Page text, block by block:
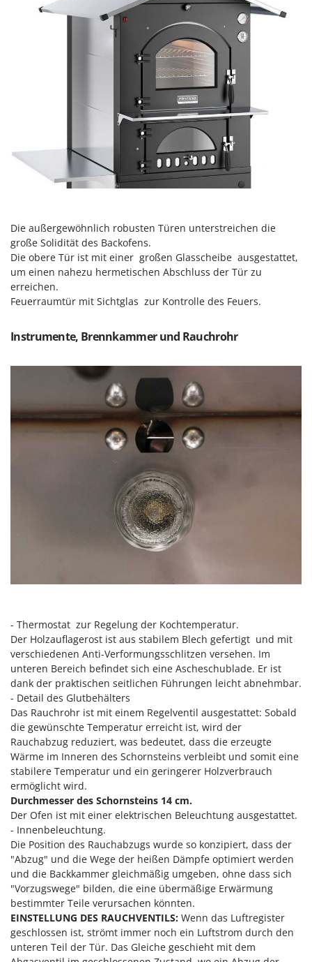
OMA
P
Palazzetti
Palumbo Pavi
Philips
Pramac
Prismafood
Rato
Reber
Resto Italia
Ribimex
S
S.T.P.
Santos
Sbaraglia
Schnitzer
Seven Italy
Shark
Shindaiwa
Silky
Simatech
Sirman
Skil
Smartwood
Smeg
Snapper
Solidur
Spice Electronics
Die außergewöhnlich robusten Türen unterstreichen die
große Solidität des Backofens.
Die obere Tür ist mit einer großen Glasscheibe ausgestattet,
um einen nahezu hermetischen Abschluss der Tür zu
erreichen.
Feuerraumtür mit Sichtglas zur Kontrolle des Feuers.
Instrumente, Brennkammer und Rauchrohr
- Thermostat zur Regelung der Kochtemperatur.
Der Holzauflagerost ist aus stabilem Blech gefertigt und mit
verschiedenen Anti-Verformungsschlitzen versehen. Im
unteren Bereich befindet sich eine Ascheschublade. Er ist
dank der praktischen seitlichen Führungen leicht abnehmbar.
- Detail des Glutbehälters
Das Rauchrohr ist mit einem Regelventil ausgestattet: Sobald
die gewünschte Temperatur erreicht ist, wird der
Rauchabzug reduziert, was bedeutet, dass die erzeugte
Wärme im Inneren des Schornsteins verbleibt und somit eine
stabilere Temperatur und ein geringerer Holzverbrauch
ermöglicht wird.
Durchmesser des Schornsteins 14 cm.
Der Ofen ist mit einer elektrischen Beleuchtung ausgestattet.
- Innenbeleuchtung.
Die Position des Rauchabzugs wurde so konzipiert, dass der
"Abzug" und die Wege der heißen Dämpfe optimiert werden
und die Backkammer gleichmäßig umgeben, ohne dass sich
"Vorzugswege" bilden, die eine übermäßige Erwärmung
bestimmter Teile verursachen könnten.
EINSTELLUNG DES RAUCHVENTILS: Wenn das Luftregister
geschlossen ist, strömt immer noch ein Luftstrom durch den
unteren Teil der Tür. Das Gleiche geschieht mit dem